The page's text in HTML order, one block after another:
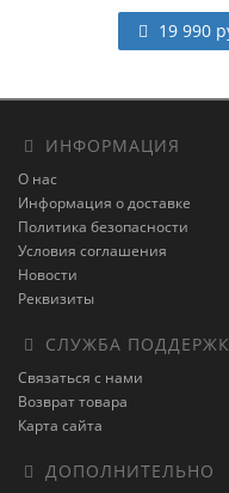
19 990
ИНФОРМАЦИЯ
О нас
Информация о доставке
Политика безопасности
Условия соглашения
Новости
Реквизиты
СЛУЖБА
Связаться с нами
Возврат товара
Карта сайта
ДОПОЛНИТЕЛЬНО